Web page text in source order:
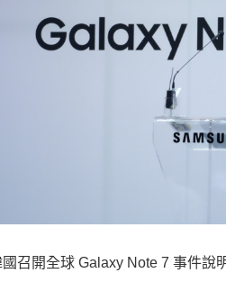
召開全球 Galaxy Note 7 事件說